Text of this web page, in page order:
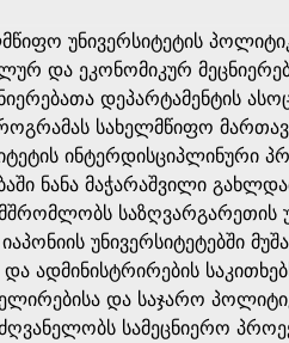
უნივერსიტეტის
და ეკონომიკურ
დეპარტამენტის
სახელმწიფო
ინტერდისციპლინური
ნანა მაჭარაშვილი
საზღვარგარეთის
უნივერსიტეტებში
ადმინისტრირების
და საჯარო
სამეცნიერო